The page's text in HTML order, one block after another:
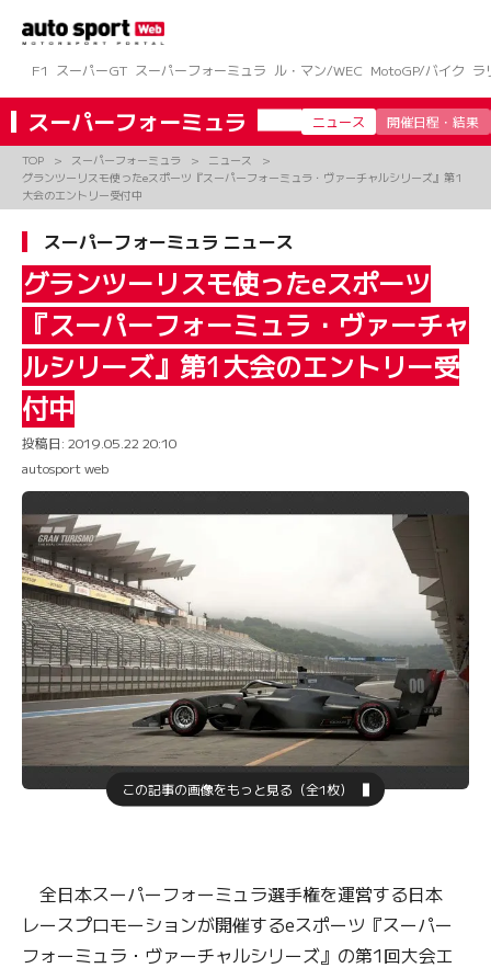
ツ
へ
ス
キ
F1 スーパーGT スーパーフォーミュラ ル・マン/WEC MotoGP/バイク ラ
スーパーフォーミュラ ニュース 開催日程・結果
TOP スーパーフォーミュラ
ニュース
グランツーリスモ使ったeスポーツ『スーパーフォーミュラ・ヴァーチャルシリーズ』第1
大会のエントリー受付中
スーパーフォーミュラ ニュース
グランツーリスモ使ったeスポーツ
『スーパーフォーミュラ・ヴァーチャ
ルシリーズ』第1大会のエントリー受
付中
投稿日: 2019.05.22 20:10
autosport web
この記事の画像をもっと見る（全1枚）
全日本スーパーフォーミュラ選手権を運営する日本
レースプロモーションが開催するeスポーツ『スーパー
フォーミュラ・ヴァーチャルシリーズ』の第1回大会エ